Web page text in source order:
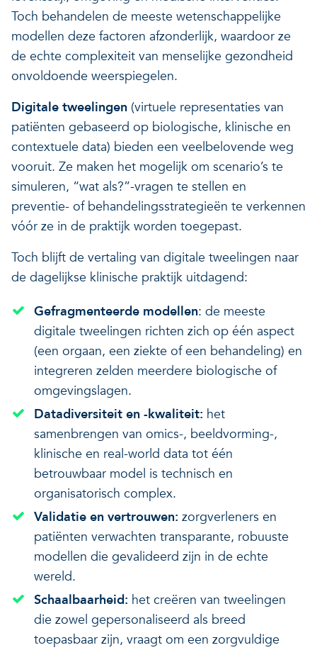
Veerkrachtige ecosystemen
Een gezonde leefomgeving
Toch behandelen de meeste wetenschappelijke
modellen deze factoren afzonderlijk, waardoor ze
de echte complexiteit van menselijke gezondheid
onvoldoende weerspiegelen.
Digitale tweelingen (virtuele representaties van
patiënten gebaseerd op biologische, klinische en
contextuele data) bieden een veelbelovende weg
vooruit. Ze maken het mogelijk om scenario’s te
simuleren, “wat als?”-vragen te stellen en
preventie- of behandelingsstrategieën te verkennen
vóór ze in de praktijk worden toegepast.
Toch blijft de vertaling van digitale tweelingen naar
de dagelijkse klinische praktijk uitdagend:
Gefragmenteerde modellen: de meeste
digitale tweelingen richten zich op één aspect
(een orgaan, een ziekte of een behandeling) en
integreren zelden meerdere biologische of
omgevingslagen.
Datadiversiteit en -kwaliteit: het
samenbrengen van omics-, beeldvorming-,
klinische en real-world data tot één
betrouwbaar model is technisch en
organisatorisch complex.
Validatie en vertrouwen: zorgverleners en
patiënten verwachten transparante, robuuste
modellen die gevalideerd zijn in de echte
wereld.
Schaalbaarheid: het creëren van tweelingen
die zowel gepersonaliseerd als breed
toepasbaar zijn, vraagt om een zorgvuldige